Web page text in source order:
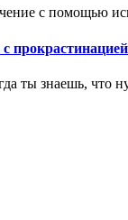
с помощью
прокрастинацией
ты знаешь, что